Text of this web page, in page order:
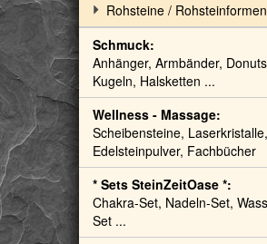
Rohsteine / Rohsteinformen
Schmuck:
Anhänger, Armbänder,
Kugeln, Halsketten ...
Wellness - Massage:
Scheibensteine, Laserkristalle,
Edelsteinpulver, Fachbücher
* Sets SteinZeitOase *:
Chakra-Set, Nadeln-Set,
Set ...